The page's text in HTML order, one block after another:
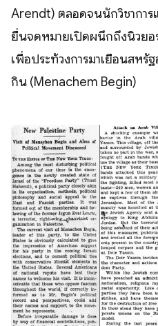
Arendt) ตลอดจนนักวิชาการ
ยื่นจดหมายเปิดผนึกถึงนิวยอ
เพื่อประท้วงการมาเยือนสหรั
กิน (Menachem Begin)